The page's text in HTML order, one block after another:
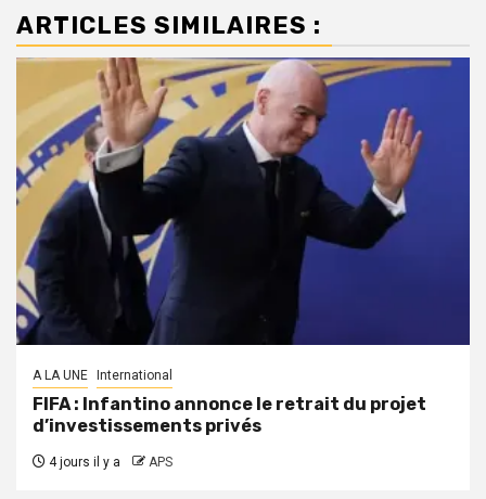
ARTICLES SIMILAIRES :
A LA UNE International
FIFA : Infantino annonce le retrait du projet
d’investissements privés
4 jours il y a APS